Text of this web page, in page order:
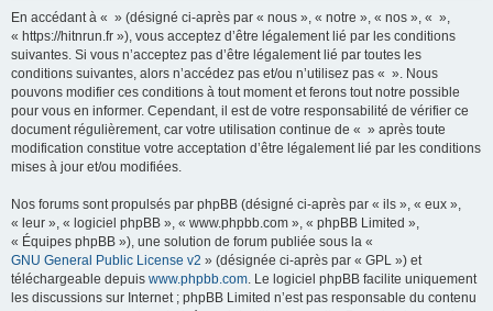
En accédant à « » (désigné ci-après par « nous », « notre », « nos », « »,
« https://hitnrun.fr »), vous acceptez d’être légalement lié par les conditions
suivantes. Si vous n’acceptez pas d’être légalement lié par toutes les
conditions suivantes, alors n’accédez pas et/ou n’utilisez pas « ». Nous
pouvons modifier ces conditions à tout moment et ferons tout notre possible
pour vous en informer. Cependant, il est de votre responsabilité de vérifier ce
document régulièrement, car votre utilisation continue de « » après toute
modification constitue votre acceptation d’être légalement lié par les conditions
mises à jour et/ou modifiées.
Nos forums sont propulsés par phpBB (désigné ci-après par « ils », « eux »,
« leur », « logiciel phpBB », « www.phpbb.com », « phpBB Limited »,
« Équipes phpBB »), une solution de forum publiée sous la «
GNU General Public License v2 » (désignée ci-après par « GPL ») et
téléchargeable depuis www.phpbb.com. Le logiciel phpBB facilite uniquement
les discussions sur Internet ; phpBB Limited n’est pas responsable du contenu